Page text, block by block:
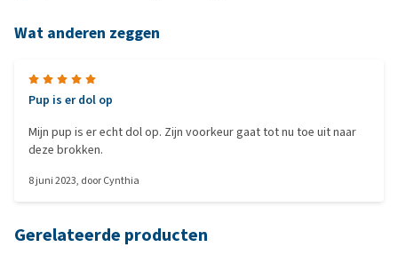
Wat anderen zeggen
Pup is er dol op
Mijn pup is er echt dol op. Zijn voorkeur gaat tot nu toe uit naar
deze brokken.
8 juni 2023, doorCynthia
Gerelateerde producten